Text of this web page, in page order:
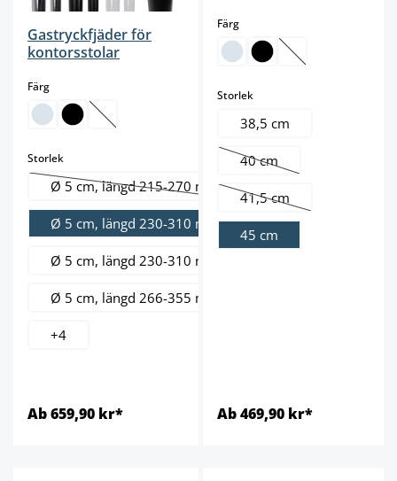
Gastryckfjäder för
kontorsstolar
Färgselect
(Det här alternativet är för närvarande inte tillgängligt.)
Storlek
Ø 5 cm, längd 215-270 mm
(Det här alternativet är för närvarande inte
Ø 5 cm, längd 230-310 mm
Ø 5 cm, längd 230-310 mm
Ø 5 cm, längd 266-355 mm
+4
Ab 659,90 kr*
Färgselect
(Det här
Storlek
38,5 cm
40 cm
(Det här alternativet är
41,5 cm
(Det här alternativet är
45 cm
Ab 469,90 kr*